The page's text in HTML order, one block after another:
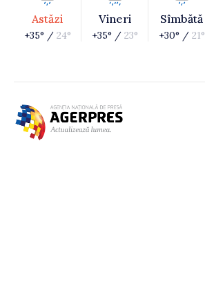
Astăzi
+35° / 24°
Vineri
+35° / 23°
Sîmbătă
+30° / 21°